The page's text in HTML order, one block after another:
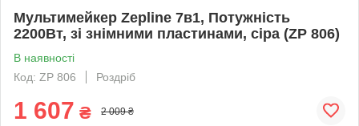
Мультимейкер Zepline 7в1, Потужність
2200Вт, зі знімними пластинами, сіра (ZP 806)
В наявності
Код: ZP 806
Роздріб
1 607 ₴ 2 009 ₴